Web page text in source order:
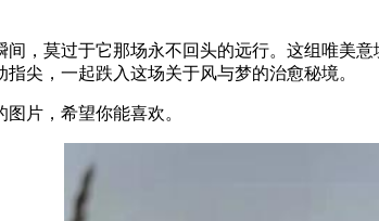
，莫过于它那场永不回头的远行。这组唯美
尖，一起跌入这场关于风与梦的治愈秘境。
片，希望你能喜欢。